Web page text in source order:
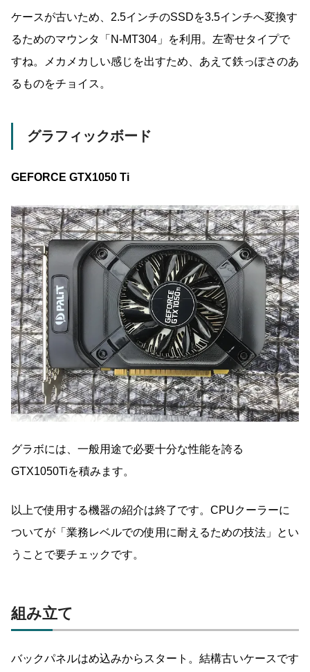
ケースが古いため、2.5インチのSSDを3.5インチへ変換す
るためのマウンタ「N-MT304」を利用。左寄せタイプで
すね。メカメカしい感じを出すため、あえて鉄っぽさのあ
るものをチョイス。
グラフィックボード
GEFORCE GTX1050 Ti
グラボには、一般用途で必要十分な性能を誇る
GTX1050Tiを積みます。
以上で使用する機器の紹介は終了です。CPUクーラーに
ついてが「業務レベルでの使用に耐えるための技法」とい
うことで要チェックです。
組み立て
バックパネルはめ込みからスタート。結構古いケースです